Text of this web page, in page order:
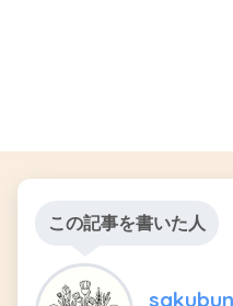
この記事を書いた人